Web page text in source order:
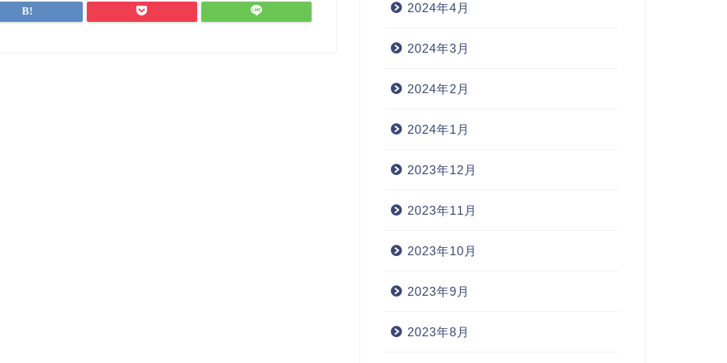
2024年4月
2024年3月
2024年2月
2024年1月
2023年12月
2023年11月
2023年10月
2023年9月
2023年8月